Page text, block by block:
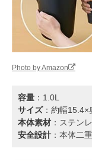
Photo by Amazon
容量 ：1.0L
サイズ：約幅15.4×
本体素材 ：ステン
安全設計 ：本体二